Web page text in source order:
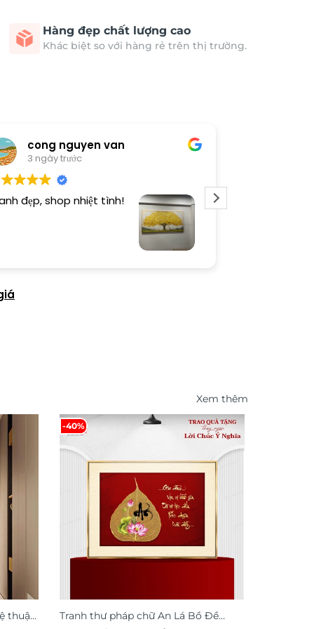
Hàng đẹp chất lượng cao
Khác biệt so với hàng rẻ trên thị trường.
cong nguyen van
3 ngày trước
đẹp, shop nhiệt tình!
Xem thêm
thuật
-40%
Tranh thư pháp chữ An Lá Bồ Đề